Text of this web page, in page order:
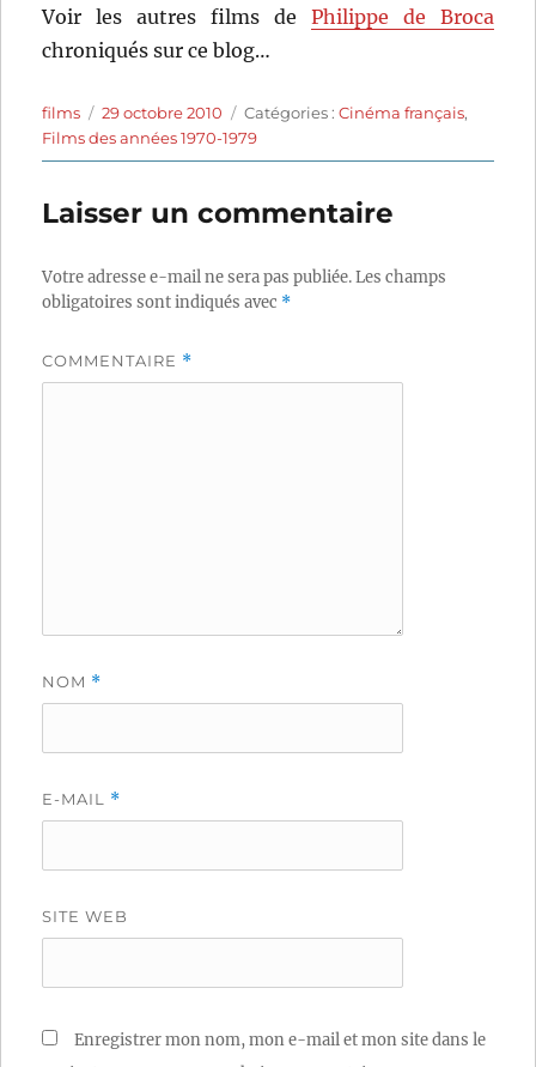
Voir les autres films de Philippe de Broca
chroniqués sur ce blog…
Auteur
films
Publié
le
29 octobre 2010 Catégories
Catégories :Cinéma français,
Films des années 1970-1979
Laisser un commentaire
Votre adresse e-mail ne sera pas publiée.Les champs
obligatoires sont indiqués avec *
COMMENTAIRE *
NOM *
E-MAIL *
SITE WEB
Enregistrer mon nom, mon e-mail et mon site dans le